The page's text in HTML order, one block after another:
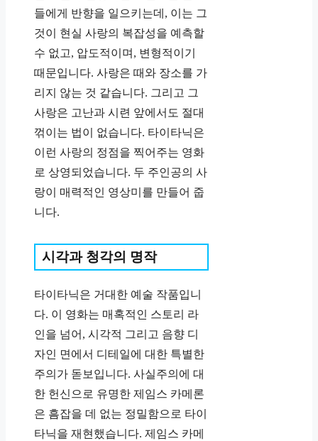
들에게 반향을 일으키는데, 이는 그
것이 현실 사랑의 복잡성을 예측할
수 없고, 압도적이며, 변형적이기
때문입니다. 사랑은 때와 장소를 가
리지 않는 것 같습니다. 그리고 그
사랑은 고난과 시련 앞에서도 절대
꺾이는 법이 없습니다. 타이타닉은
이런 사랑의 정점을 찍어주는 영화
로 상영되었습니다. 두 주인공의 사
랑이 매력적인 영상미를 만들어 줍
니다.
시각과 청각의 명작
타이타닉은 거대한 예술 작품입니
다. 이 영화는 매혹적인 스토리 라
인을 넘어, 시각적 그리고 음향 디
자인 면에서 디테일에 대한 특별한
주의가 돋보입니다. 사실주의에 대
한 헌신으로 유명한 제임스 카메론
은 흠잡을 데 없는 정밀함으로 타이
타닉을 재현했습니다. 제임스 카메